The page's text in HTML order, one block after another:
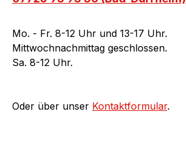
Mo. - Fr. 8-12 Uhr und 13-17 Uhr.
Mittwochnachmittag geschlossen.
Sa. 8-12 Uhr.
Oder über unser Kontaktformular.